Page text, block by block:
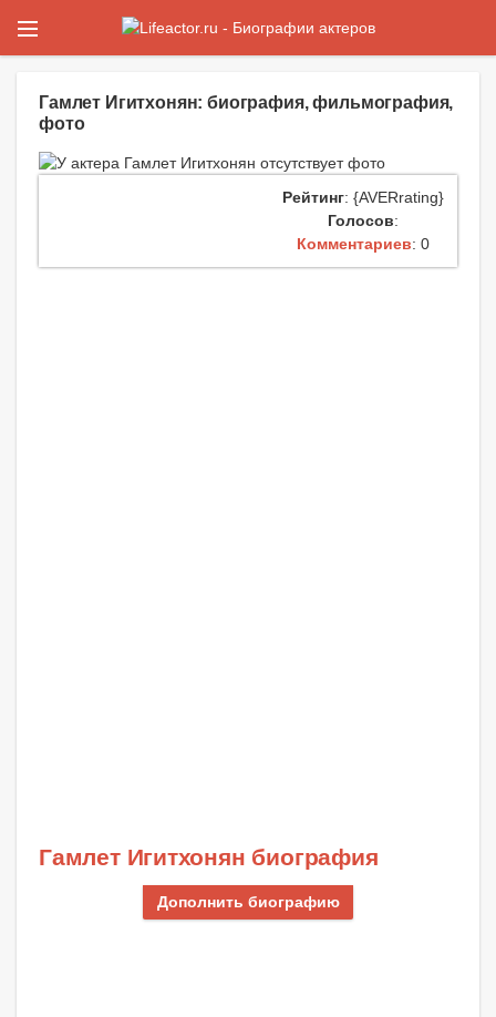
Гамлет Игитхонян: биография, фильмография,
фото
Рейтинг: {AVERrating}
Голосов:
Комментариев: 0
Гамлет Игитхонян биография
Дополнить биографию